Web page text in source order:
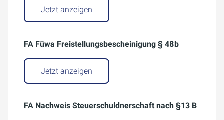
Jetzt anzeigen
FA Füwa Freistellungsbescheinigung § 48b
Jetzt anzeigen
FA Nachweis Steuerschuldnerschaft nach §13 B